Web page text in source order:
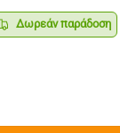
Δωρεάν παράδοση